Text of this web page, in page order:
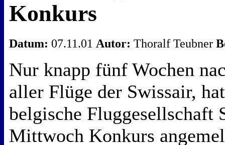
Konkurs
Datum: 07.11.01 Autor: Thoralf Teubner
Nur knapp fünf Wochen
aller Flüge der Swissair,
belgische Fluggesellschaft
Mittwoch Konkurs